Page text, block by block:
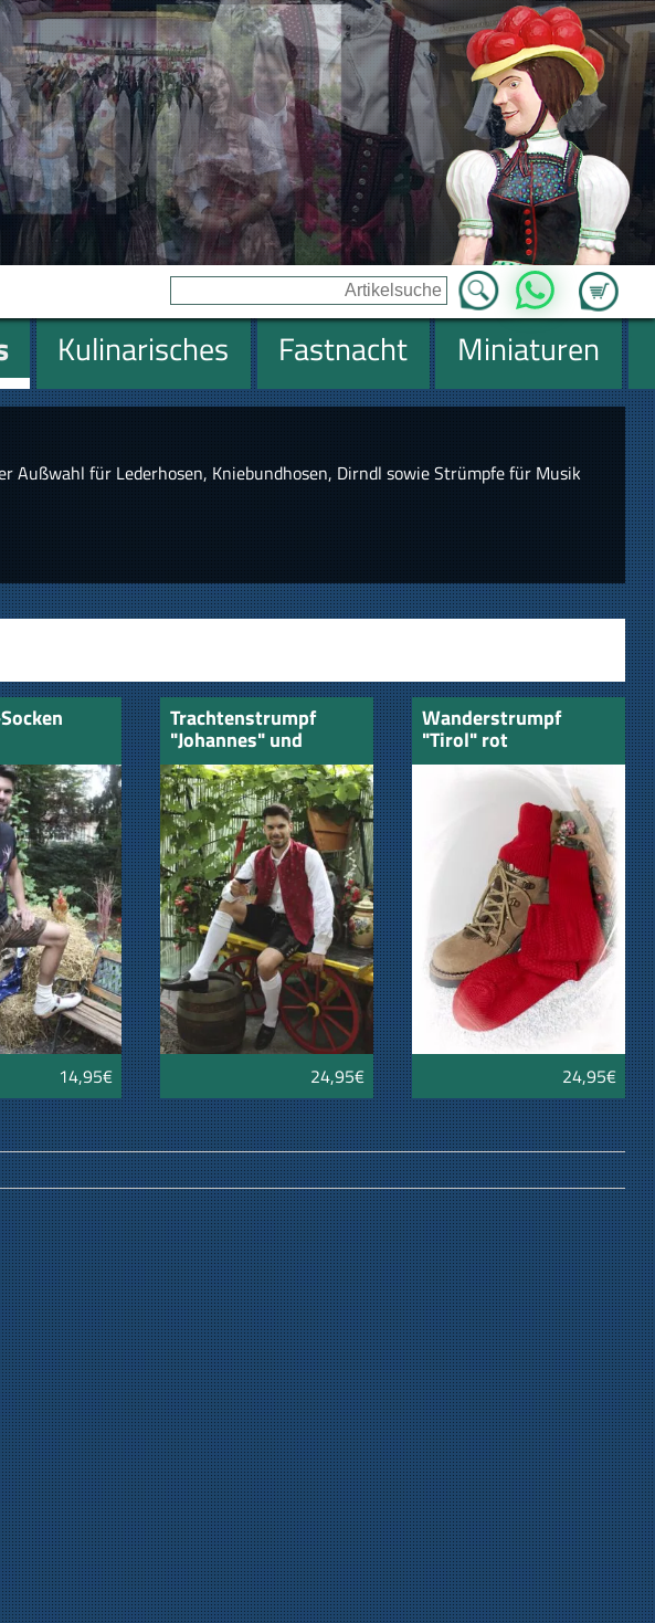
Zum
WhatsApp
Kulinarisches Fastnacht
Miniaturen
Außwahl für Lederhosen, Kniebundhosen, Dirndl sowie Strümpfe für Musik
14,95€
Trachtenstrumpf
"Johannes" und
Musikerstrumpf
weiss
24,95€
Wanderstrumpf
"Tirol" rot
24,95€